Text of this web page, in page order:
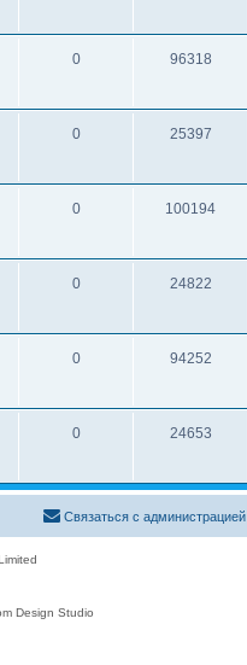
0 96318
0 25397
0 100194
0 24822
0 94252
0 24653
Связаться с администрацией
Design Studio